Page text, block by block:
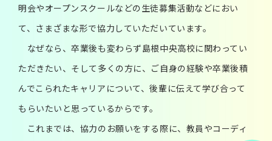
明会やオープンスクールなどの生徒募集活動などにおい
て、さまざまな形で協力していただいています。
なぜなら、卒業後も変わらず島根中央高校に関わってい
ただきたい、そして多くの方に、ご自身の経験や卒業後積
んでこられたキャリアについて、後輩に伝えて学び合って
もらいたいと思っているからです。
これまでは、協力のお願いをする際に、教員やコーディ